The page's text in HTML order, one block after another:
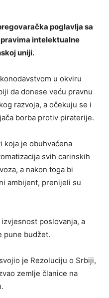
poglavlja sa
intelektualne
uniji.
u okviru
da donese veću pravnu
razvoja, a očekuju se i
borba protiv piraterije.
koja je obuhvaćena
svih carinskih
a nakon toga bi
ambijent, prenijeli su
poslovanja, a
pune budžet.
je Rezoluciju o Srbiji,
zemlje članice na